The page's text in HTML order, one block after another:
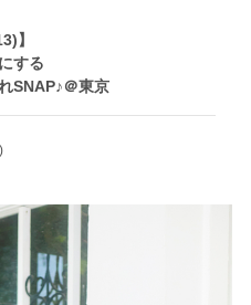
】
する
SNAP♪＠東京